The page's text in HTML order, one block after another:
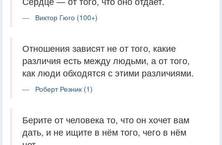
Виктор Гюго (100+)
Отношения зависят не от того, какие
различия есть между людьми, а от того,
как люди обходятся с этими различиями.
Роберт Резник (1)
Берите от человека то, что он хочет вам
дать, и не ищите в нём того, чего в нём